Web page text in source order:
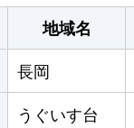
地域名
長岡
うぐいす台